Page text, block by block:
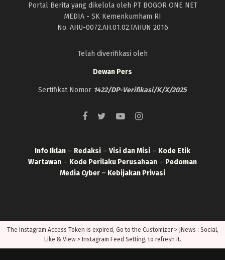
Portal Berita yang dikelola oleh PT BOGOR ONE NET
MEDIA - SK Kemenkumham RI
No. AHU-0072.AH.01.02.TAHUN 2016
Telah diverifikasi oleh
Dewan Pers
Sertifikat Nomor 1422/DP-Verifikasi/K/X/2025
Info Iklan – Redaksi – Visi dan Misi – Kode Etik
Wartawan – Kode Perilaku Perusahaan – Pedoman
Media Cyber – Kebijakan Privasi
The Instagram Access Token is expired, Go to the Customizer > JNews : Social,
Like & View > Instagram Feed Setting, to refresh it.